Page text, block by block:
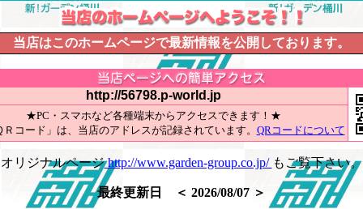
当店はこのホームページで最新情報を公開しております。
http://56798.p-world.jp
★PC・スマホなど各種端末からアクセスできます！★
Ｒコード」は、当店のアドレスが記録されています。 QRコードについて
オリジナルページhttp://www.garden-group.co.jp/ もご覧下さい。
最終更新日 ＜ 2026/08/07 ＞